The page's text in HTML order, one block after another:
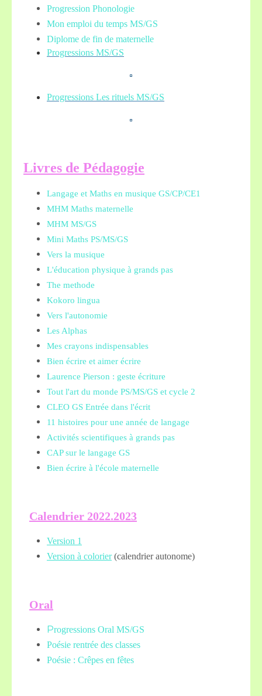
Progression Phonologie
Mon emploi du temps MS/GS
Diplome de fin de maternelle
Progressions MS/GS
Progressions Les rituels MS/GS
Livres de Pédagogie
Langage et Maths en musique GS/CP/CE1
MHM Maths maternelle
MHM MS/GS
Mini Maths PS/MS/GS
Vers la musique
L'éducation physique à grands pas
The methode
Kokoro lingua
Vers l'autonomie
Les Alphas
Mes crayons indispensables
Bien écrire et aimer écrire
Laurence Pierson : geste écriture
Tout l'art du monde PS/MS/GS et cycle 2
CLEO GS Entrée dans l'écrit
11 histoires pour une année de langage
Activités scientifiques à grands pas
CAP sur le langage GS
Bien écrire à l'école maternelle
Calendrier 2022.2023
Version 1
Version à colorier(calendrier autonome)
Oral
Progressions Oral MS/GS
Poésie rentrée des classes
Poésie : Crêpes en fêtes